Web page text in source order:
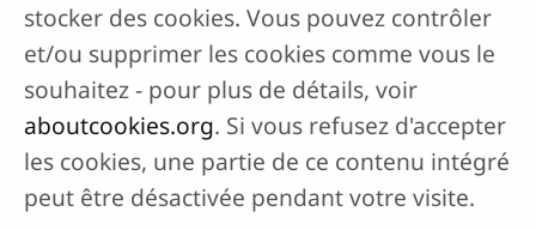
stocker des cookies. Vous pouvez contrôler
et/ou supprimer les cookies comme vous le
souhaitez - pour plus de détails, voir
aboutcookies.org. Si vous refusez d'accepter
les cookies, une partie de ce contenu intégré
peut être désactivée pendant votre visite.